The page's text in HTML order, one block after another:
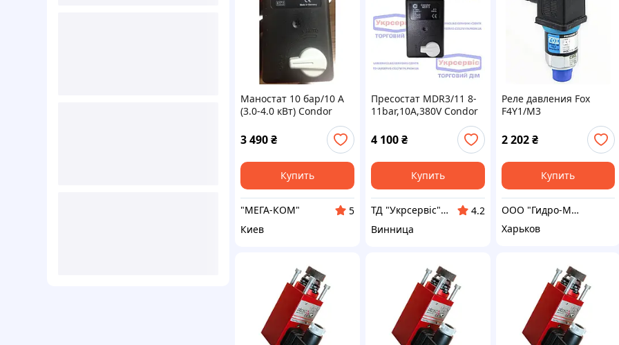
Маностат 10 бар/10 А
(3.0-4.0 кВт) Condor
3 490₴
Купить
"МЕГА-КОМ"
5
Киев
Пресостат MDR3/11 8-
11bar,10А,380V Condor
4 100₴
Купить
ТД "Укрсервіс" ЗАПЧАСТИНИ
4.2
Винница
Реле давления Fox
F4Y1/M3
2 202 ₴
Купить
ООО "Гидро-Максимум"
Харьков